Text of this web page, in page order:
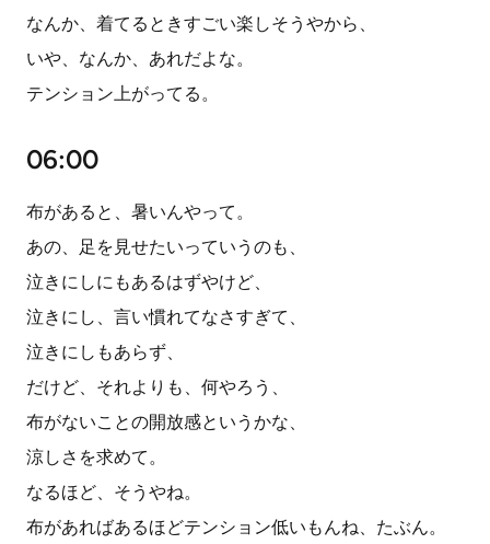
なんか、着てるときすごい楽しそうやから、
いや、なんか、あれだよな。
テンション上がってる。
06:00
布があると、暑いんやって。
あの、足を見せたいっていうのも、
泣きにしにもあるはずやけど、
泣きにし、言い慣れてなさすぎて、
泣きにしもあらず、
だけど、それよりも、何やろう、
布がないことの開放感というかな、
涼しさを求めて。
なるほど、そうやね。
布があればあるほどテンション低いもんね、たぶん。